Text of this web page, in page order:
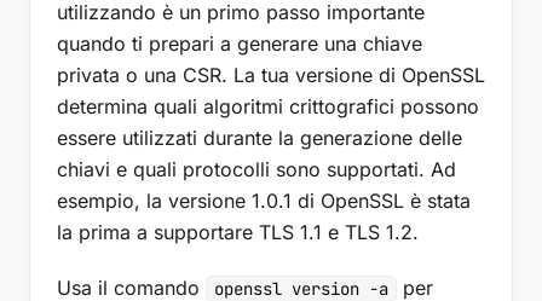
Monitoraggio dei Certificati SSL
Punti Chiave
utilizzando è un primo passo importante
quando ti prepari a generare una chiave
privata o una CSR. La tua versione di OpenSSL
determina quali algoritmi crittografici possono
essere utilizzati durante la generazione delle
chiavi e quali protocolli sono supportati. Ad
esempio, la versione 1.0.1 di OpenSSL è stata
la prima a supportare TLS 1.1 e TLS 1.2.
Usa il comando openssl version -a
per